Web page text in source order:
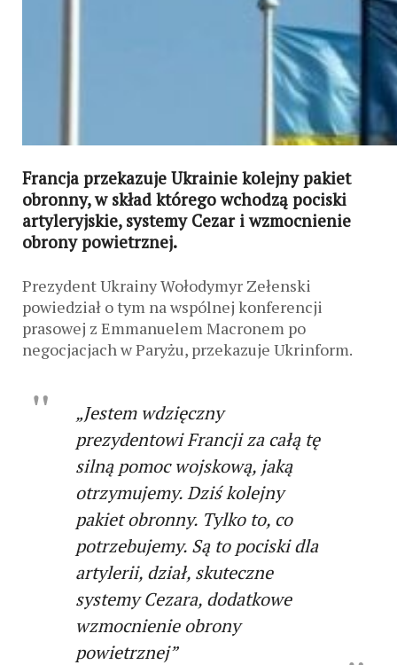
Francja przekazuje Ukrainie kolejny pakiet
obronny, w skład którego wchodzą pociski
artyleryjskie, systemy Cezar i wzmocnienie
obrony powietrznej.
Prezydent Ukrainy Wołodymyr Zełenski
powiedział o tym na wspólnej konferencji
prasowej z Emmanuelem Macronem po
negocjacjach w Paryżu, przekazuje Ukrinform.
„Jestem wdzięczny
prezydentowi Francji za całą tę
silną pomoc wojskową, jaką
otrzymujemy. Dziś kolejny
pakiet obronny. Tylko to, co
potrzebujemy. Są to pociski dla
artylerii, dział, skuteczne
systemy Cezara, dodatkowe
wzmocnienie obrony
powietrznej”